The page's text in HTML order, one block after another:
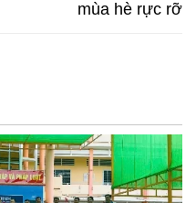
mùa hè rực rỡ